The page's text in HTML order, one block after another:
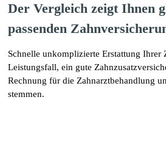
Der Vergleich zeigt Ihnen
passenden
Schnelle unkomplizierte Erstattung Ihrer
Leistungsfall, ein gute
Rechnung für die Zahnarztbehandlung
stemmen.